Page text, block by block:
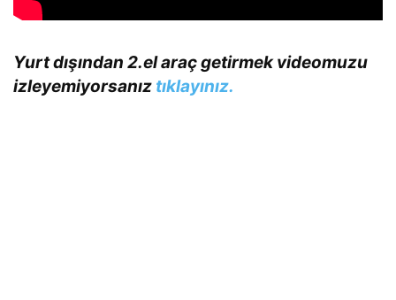
Yurt dışından 2.el araç getirmek videomuzu
izleyemiyorsanız tıklayınız.